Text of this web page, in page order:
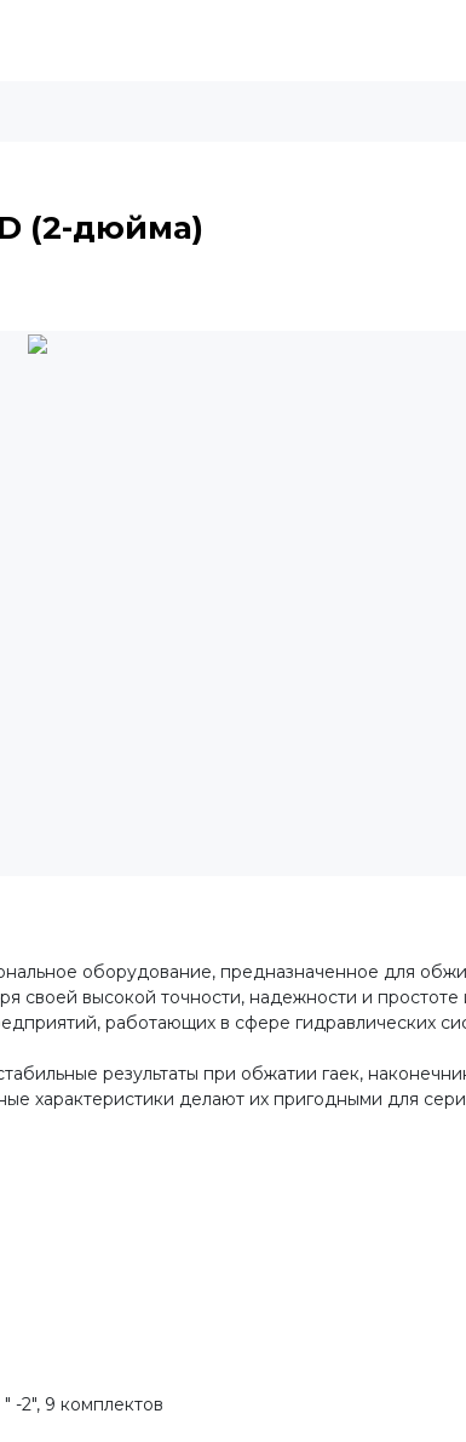
(2-дюйма)
оборудование, предназначенное для
высокой точности, надежности и простоте
работающих в сфере гидравлических
результаты при обжатии гаек,
характеристики делают их пригодными для
-2", 9 комплектов